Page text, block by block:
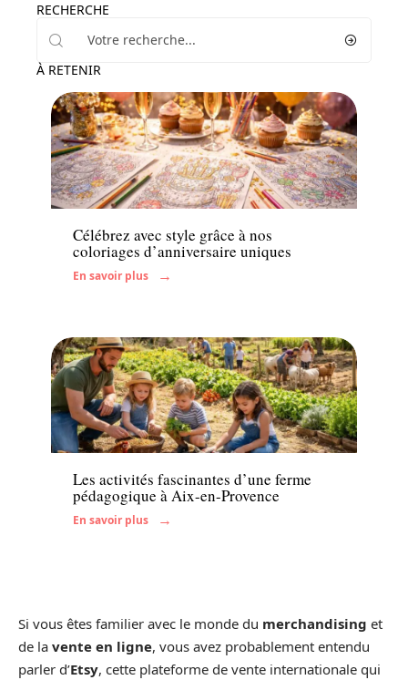
RECHERCHE
À RETENIR
Famille
Célébrez avec style grâce à nos
coloriages d’anniversaire uniques
En savoir plus
Enfant
Les activités fascinantes d’une ferme
pédagogique à Aix-en-Provence
En savoir plus
Si vous êtes familier avec le monde du merchandising et
de la vente en ligne, vous avez probablement entendu
parler d’Etsy, cette plateforme de vente internationale qui